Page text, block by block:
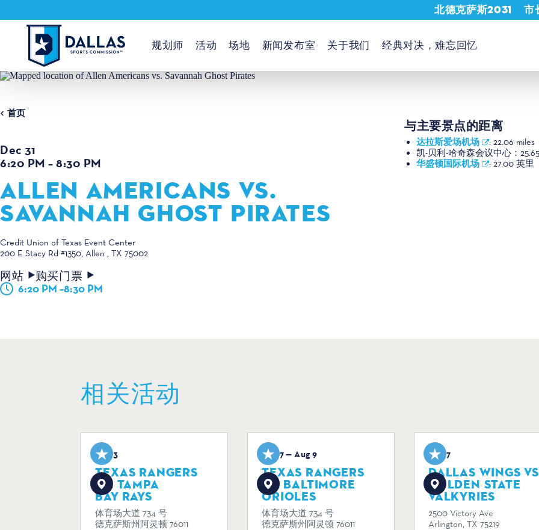
跳至内容
规划师 活动 场地 新闻发布室 关于我们 经典对决，难忘回忆
北德克萨斯2031 市
首页
Dec 31
6:20 PM – 8:30 PM
ALLEN AMERICANS VS.
SAVANNAH GHOST PIRATES
Credit Union of Texas Event Center
200 E Stacy Rd #1350 Allen , TX 75002
网站 购买门票
6:20 PM –8:30 PM
与主要景点的距离
达拉斯爱场机场 : 22.06 miles
凯-贝利-哈奇森会议中心：
华盛顿国际机场 : 27.00 英里
相关活动
Aug 3
TEXAS RANGERS
VS. TAMPA
BAY RAYS
体育场大道 734 号
德克萨斯州阿灵顿 76011
Aug 7 — Aug 9
TEXAS RANGERS
VS. BALTIMORE
ORIOLES
体育场大道 734 号
德克萨斯州阿灵顿 76011
Aug 7
DALLAS WINGS
GOLDEN STATE
VALKYRIES
2500 Victory Ave
Arlington, TX 75219